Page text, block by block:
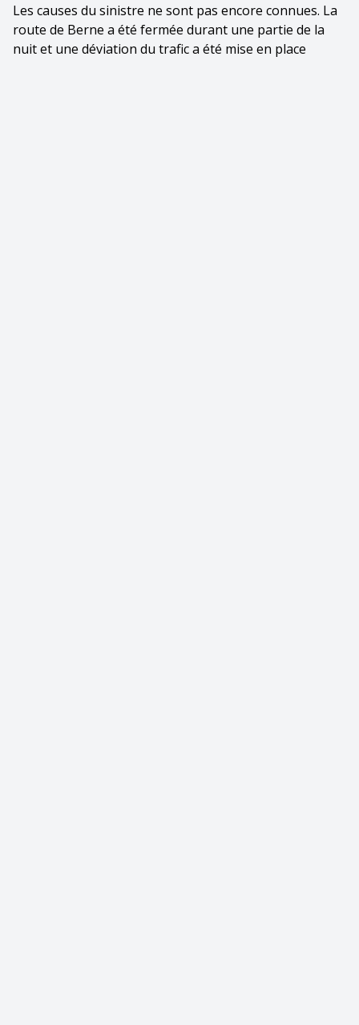
Les causes du sinistre ne sont pas encore connues. La
route de Berne a été fermée durant une partie de la
nuit et une déviation du trafic a été mise en place